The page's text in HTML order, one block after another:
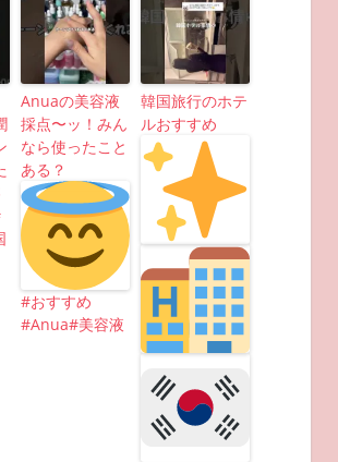
Anuaの美容液
採点〜ッ！みん
なら使ったこと
ある？
#おすすめ
#Anua#美容液
韓国旅行のホテ
ルおすすめ